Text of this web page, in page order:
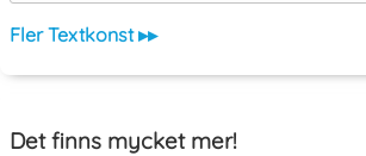
Fler Textkonst ▸▸
Det finns mycket mer!